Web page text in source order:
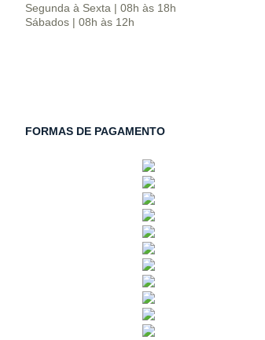
Segunda à Sexta | 08h às 18h
Sábados | 08h às 12h
FORMAS DE PAGAMENTO